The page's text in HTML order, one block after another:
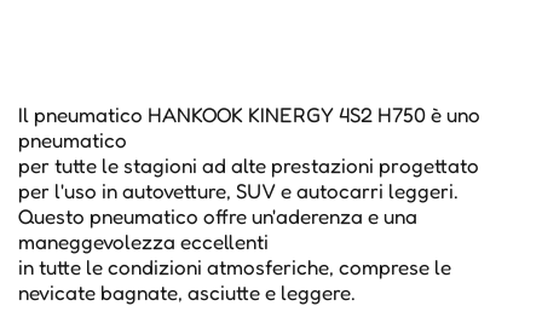
Il pneumatico HANKOOK KINERGY 4S2 H750 è uno
pneumatico
per tutte le stagioni ad alte prestazioni progettato
per l'uso in autovetture, SUV e autocarri leggeri.
Questo pneumatico offre un'aderenza e una
maneggevolezza eccellenti
in tutte le condizioni atmosferiche, comprese le
nevicate bagnate, asciutte e leggere.